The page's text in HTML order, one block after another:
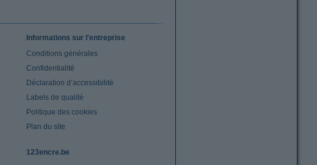
Informations sur l'entreprise
Conditions générales
Confidentialité
Déclaration d’accessibilité
Labels de qualité
Politique des cookies
Plan du site
123encre.be